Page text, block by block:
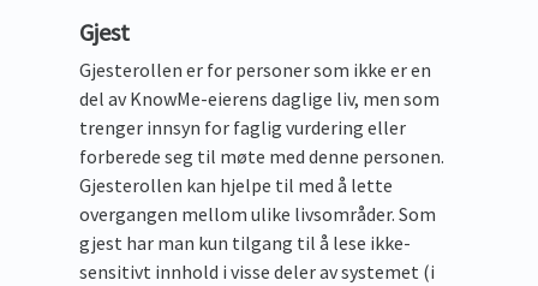
Gjest
Gjesterollen er for personer som ikke er en
del av KnowMe-eierens daglige liv, men som
trenger innsyn for faglig vurdering eller
forberede seg til møte med denne personen.
Gjesterollen kan hjelpe til med å lette
overgangen mellom ulike livsområder. Som
gjest har man kun tilgang til å lese ikke-
sensitivt innhold i visse deler av systemet (i